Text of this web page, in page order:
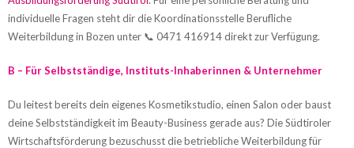
individuelle Fragen steht dir die Koordinationsstelle Berufliche
Weiterbildung in Bozen unter 📞 0471 416914 direkt zur Verfügung.
B – Für Selbstständige, Instituts-Inhaberinnen & Unternehmer
Du leitest bereits dein eigenes Kosmetikstudio, einen Salon oder baust
deine Selbstständigkeit im Beauty-Business gerade aus? Die Südtiroler
Wirtschaftsförderung bezuschusst die betriebliche Weiterbildung für